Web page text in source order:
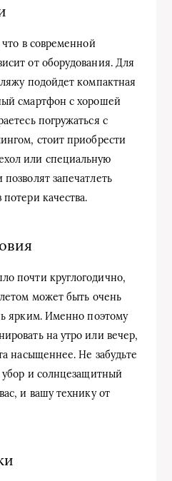
в современной
от оборудования. Для
подойдет компактная
смартфон с хорошей
погружаться с
стоит приобрести
или специальную
запечатлеть
качества.
почти круглогодично,
может быть очень
ярким. Именно поэтому
на утро или вечер,
насыщеннее. Не забудьте
убор и солнцезащитный
и вашу технику от